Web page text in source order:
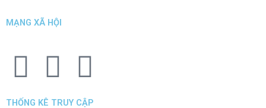
MẠNG XÃ HỘI
F
a
T
w
Y
o
THỐNG KÊ TRUY CẬP